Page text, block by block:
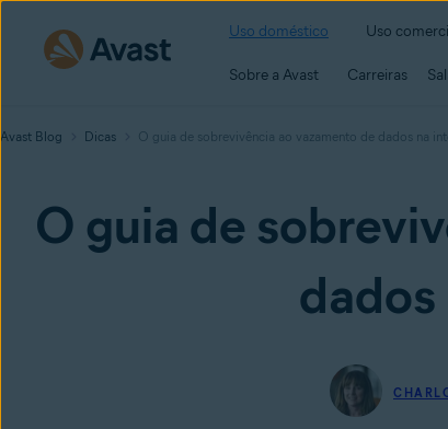
Uso doméstico Uso
Sobre a Avast Carreiras
Avast Blog Dicas O guia de sobrevivência ao vazamento de dados na
O guia de